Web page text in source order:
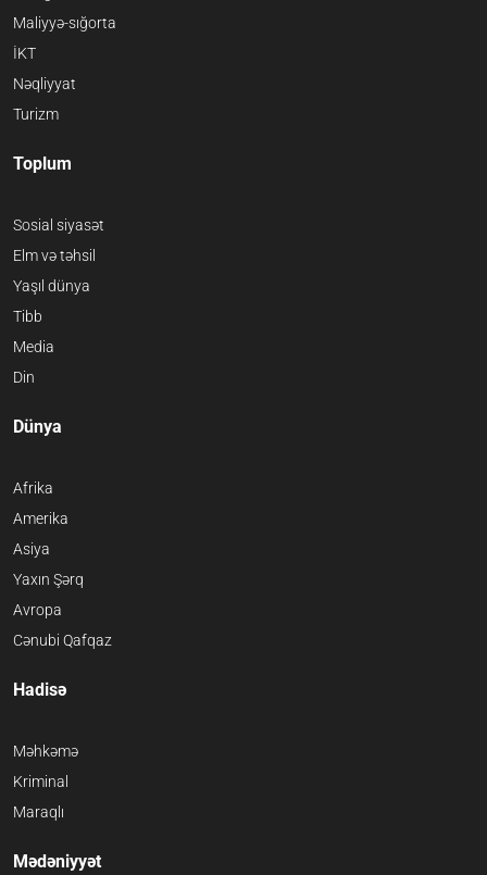
Maliyyə-sığorta
İKT
Nəqliyyat
Turizm
Toplum
Sosial siyasət
Elm və təhsil
Yaşıl dünya
Tibb
Media
Din
Dünya
Afrika
Amerika
Asiya
Yaxın Şərq
Avropa
Cənubi Qafqaz
Hadisə
Məhkəmə
Kriminal
Maraqlı
Mədəniyyət